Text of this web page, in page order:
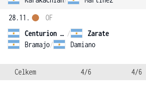
28.11.
Centurion Delvalle /
Zarate
Bramajo/ Damiano
OF
Celkem 4/6 4/6